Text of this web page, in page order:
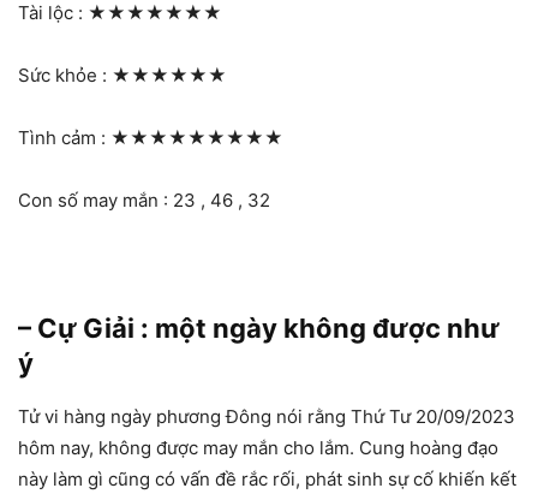
Tài lộc : ★★★★★★★
Sức khỏe : ★★★★★★
Tình cảm : ★★★★★★★★★
Con số may mắn : 23 , 46 , 32
– Cự Giải : một ngày không được như
ý
Tử vi hàng ngày phương Đông nói rằng Thứ Tư 20/09/2023
hôm nay, không được may mắn cho lắm. Cung hoàng đạo
này làm gì cũng có vấn đề rắc rối, phát sinh sự cố khiến kết